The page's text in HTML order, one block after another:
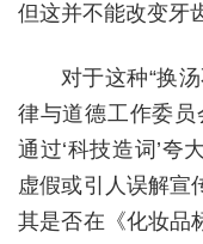
但这并不能改变牙
对于这种“换
律与道德工作委员
通过‘科技造词’夸
虚假或引人误解宣
其是否在《化妆品